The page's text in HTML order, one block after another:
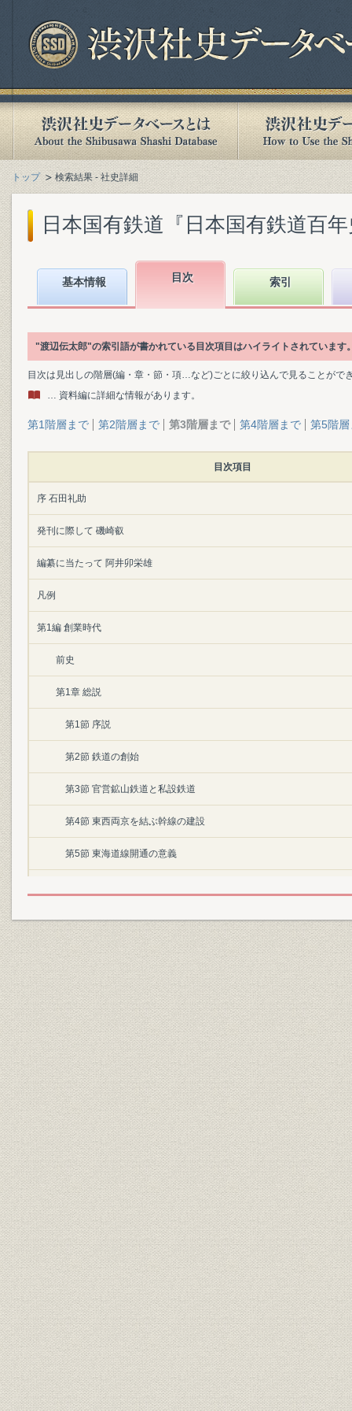
トップ 検索結果 - 社史詳細
日本国有鉄道『日本国有鉄道百
基本情報 目次 索引
"渡辺伝太郎"の索引語が書かれている目次項目はハイライトされています
目次は見出しの階層(編・章・節・項…など)ごとに絞り込んで見ることがで
… 資料編に詳細な情報があります。
第1階層まで 第2階層まで 第3階層まで 第4階層まで 第5階層
目次項目
序 石田礼助
発刊に際して 磯崎叡
編纂に当たって 阿井卯栄雄
凡例
第1編 創業時代
前史
第1章 総説
第1節 序説
第2節 鉄道の創始
第3節 官営鉱山鉄道と私設鉄道
第4節 東西両京を結ぶ幹線の建設
第5節 東海道線開通の意義
第2章 総務
第1節 概説
第2節 組織
第3節 職員
第4節 経理および資材
第3章 運輸
第1節 概説
第2節 旅客営業
第3節 貨物営業
第4節 連絡運輸
第5節 運転